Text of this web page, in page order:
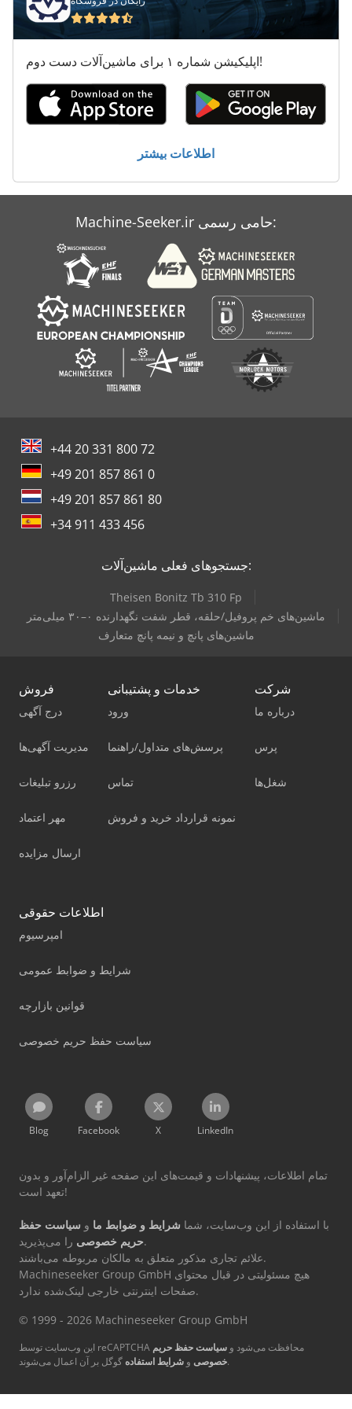
International 986
Kgs 1670
Neophot 2
اپلیکیشن شماره ۱ برای ماشین‌آلات دست دوم!
اطلاعات بیشتر
Machine-Seeker.ir حامی رسمی:
+44 20 331 800 72
+49 201 857 861 0
+49 201 857 861 80
+34 911 433 456
جستجوهای فعلی ماشین‌آلات:
Theisen Bonitz Tb 310 Fp
ماشین‌های خم پروفیل/حلقه، قطر شفت نگهدارنده ۰–۳۰ میلی‌متر
ماشین‌های پانچ و نیمه پانچ متعارف
فروش
درج آگهی
مدیریت آگهی‌ها
رزرو تبلیغات
مهر اعتماد
ارسال مزایده
خدمات و پشتیبانی
ورود
پرسش‌های متداول/راهنما
تماس
نمونه قرارداد خرید و فروش
شرکت
درباره ما
پرس
شغل‌ها
اطلاعات حقوقی
امپرسیوم
شرایط و ضوابط عمومی
قوانین بازارچه
سیاست حفظ حریم خصوصی
Blog Facebook X LinkedIn
تمام اطلاعات، پیشنهادات و قیمت‌های این صفحه غیر الزام‌آور و بدون
تعهد است!
با استفاده از این وب‌سایت، شما شرایط و ضوابط ما و سیاست حفظ
حریم خصوصیرا می‌پذیرید.
علائم تجاری مذکور متعلق به مالکان مربوطه می‌باشند.
Machineseeker Group GmbH هیچ مسئولیتی در قبال محتوای
صفحات اینترنتی خارجی لینک‌شده ندارد.
© 1999 - 2026 Machineseeker Group GmbH
این وب‌سایت توسط reCAPTCHA محافظت می‌شود و سیاست حفظ حریم
خصوصی و شرایط استفاده گوگل بر آن اعمال می‌شوند.